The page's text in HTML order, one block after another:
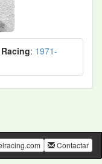
: 1971-
Contactar